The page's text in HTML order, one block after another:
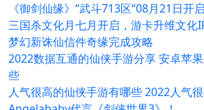
《御剑仙缘》“武斗713区“08月21日开启
三国杀文化月七月开启，游卡升维文化
梦幻新诛仙信件奇缘完成攻略
2022数据互通的仙侠手游分享 安卓苹
些
人气很高的仙侠手游有哪些 2022人气